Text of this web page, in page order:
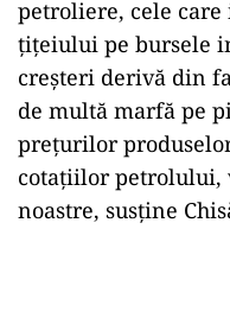
petroliere, cele
țițeiului pe bursele
creșteri derivă din
de multă marfă pe
prețurilor
cotațiilor petrolului,
noastre, susține